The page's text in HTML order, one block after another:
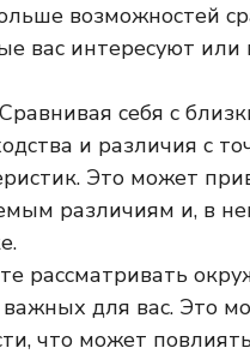
возможностей
вас интересуют
себя с
и различия с
Это может
различиям и, в
рассматривать
для вас. Это
что может